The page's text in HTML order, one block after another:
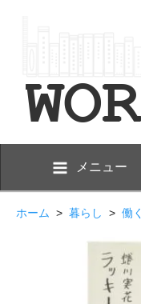
メニュー
ホーム > 暮らし > 働く